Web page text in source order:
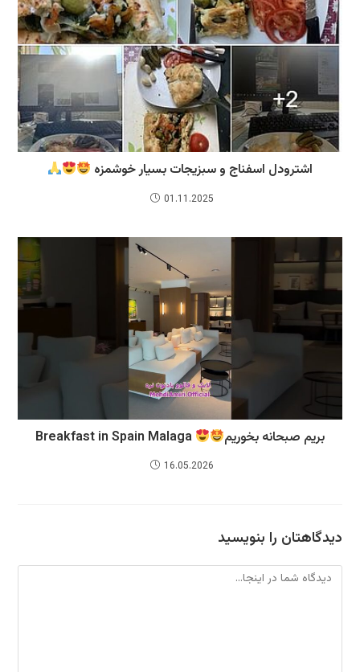
اشترودل اسفناج و سبزیجات بسیار خوشمزه
01.11.2025
بریم صبحانه بخوریم Breakfast in Spain Malaga
16.05.2026
دیدگاهتان را بنویسید
دیدگاه